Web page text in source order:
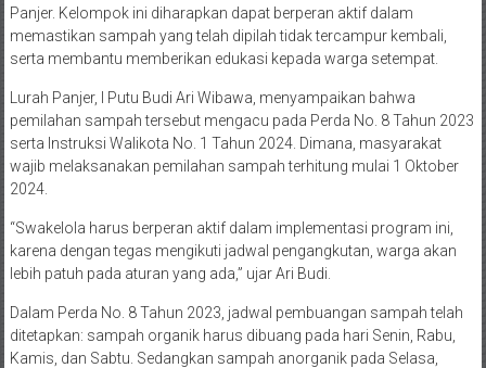
Panjer. Kelompok ini diharapkan dapat berperan aktif dalam
memastikan sampah yang telah dipilah tidak tercampur kembali,
serta membantu memberikan edukasi kepada warga setempat.
Lurah Panjer, I Putu Budi Ari Wibawa, menyampaikan bahwa
pemilahan sampah tersebut mengacu pada Perda No. 8 Tahun 2023
serta Instruksi Walikota No. 1 Tahun 2024. Dimana, masyarakat
wajib melaksanakan pemilahan sampah terhitung mulai 1 Oktober
2024.
“Swakelola harus berperan aktif dalam implementasi program ini,
karena dengan tegas mengikuti jadwal pengangkutan, warga akan
lebih patuh pada aturan yang ada,” ujar Ari Budi.
Dalam Perda No. 8 Tahun 2023, jadwal pembuangan sampah telah
ditetapkan: sampah organik harus dibuang pada hari Senin, Rabu,
Kamis, dan Sabtu. Sedangkan sampah anorganik pada Selasa,